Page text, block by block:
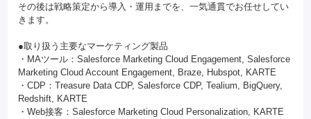
その後は戦略策定から導入・運用までを、一気通貫でお任せしてい
きます。
●取り扱う主要なマーケティング製品
・MAツール：Salesforce Marketing Cloud Engagement, Salesforce
Marketing Cloud Account Engagement, Braze, Hubspot, KARTE
・CDP：Treasure Data CDP, Salesforce CDP, Tealium, BigQuery,
Redshift, KARTE
・Web接客：Salesforce Marketing Cloud Personalization, KARTE